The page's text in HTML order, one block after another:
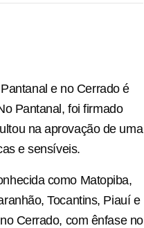
e no Cerrado é
Pantanal, foi firmado
na aprovação de uma
e sensíveis.
como Matopiba,
Tocantins, Piauí e
Cerrado, com ênfase no